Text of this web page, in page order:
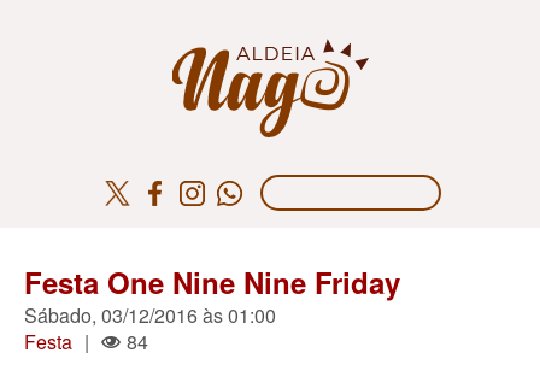
Festa One Nine Nine Friday
Sábado, 03/12/2016 às 01:00
Festa | 84